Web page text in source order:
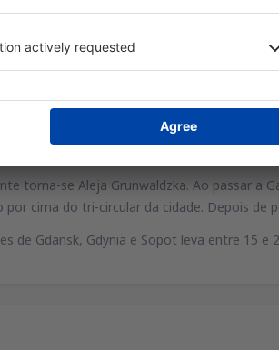
Gdańsk. Quando você estiver na estrada
na estrada número 472, que o levará
quando estiver passando o Centro
torna-se Aleja Grunwaldzka. Ao passar a
cima do tri-circular da cidade. Depois de
de Gdansk, Gdynia e Sopot leva entre 15 e